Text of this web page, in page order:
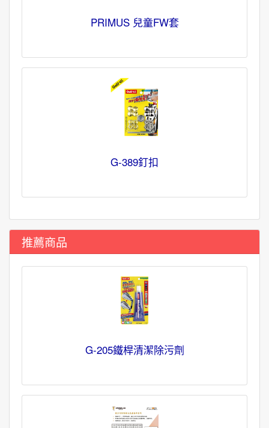
PRIMUS 兒童FW套
G-389釘扣
推薦商品
G-205鐵桿清潔除污劑